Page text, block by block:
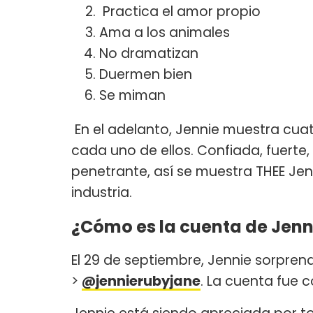
Practica el amor propio
Ama a los animales
No dramatizan
Duermen bien
Se miman
En el adelanto, Jennie muestra
cada uno de ellos. Confiada,
penetrante, así se muestra THEE
industria.
¿Cómo es la cuenta de
El 29 de septiembre, Jennie
> @jennierubyjane. La cuenta fue